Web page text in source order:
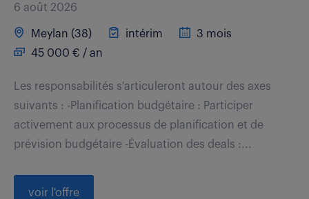
6 août 2026
Meylan (38) intérim
3 mois
45 000 € / an
Les responsabilités s'articuleront autour des axes
suivants : -Planification budgétaire : Participer
activement aux processus de planification et de
prévision budgétaire -Évaluation des deals :...
voir l'offre